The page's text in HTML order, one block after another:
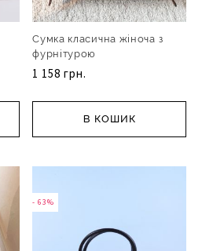
Сумка класична жіноча з
фурнітурою
1 158 грн.
В КОШИК
- 63%
- 63%
- 63%